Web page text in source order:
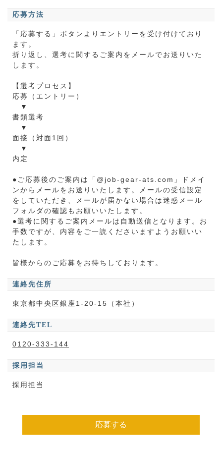
応募方法
「応募する」ボタンよりエントリーを受け付けており
ます。
折り返し、選考に関するご案内をメールでお送りいた
します。
【選考プロセス】
応募（エントリー）
▼
書類選考
▼
面接（対面1回）
▼
内定
●ご応募後のご案内は「@job-gear-ats.com」ドメイ
ンからメールをお送りいたします。メールの受信設定
をしていただき、メールが届かない場合は迷惑メール
フォルダの確認もお願いいたします。
●選考に関するご案内メールは自動送信となります。お
手数ですが、内容をご一読くださいますようお願いい
たします。
皆様からのご応募をお待ちしております。
連絡先住所
東京都中央区銀座1-20-15（本社）
連絡先TEL
0120-333-144
採用担当
採用担当
応募する